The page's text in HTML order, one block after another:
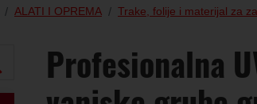
ALATI I OPREMA Trake, folije i materijal za
Profesionalna